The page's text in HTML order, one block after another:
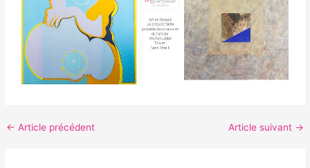
← Article précédent Article suivant →